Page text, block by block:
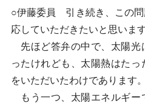
○伊藤委員 引き続き、この問
応していただきたいと思います
先ほど答弁の中で、太陽光
ったけれども、太陽熱はた
をいただいたわけであります。
もう一つ、太陽エネルギー